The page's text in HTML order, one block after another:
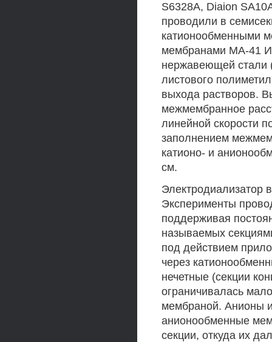
S6328A, Diaion
проводили в
катионообменными
мембранами МА-41
нержавеющей стали
листового
выхода растворов.
межмембранное
линейной скорости
заполнением
катионо- и
см.
Электродиализатор
Эксперименты
поддерживая
называемых
под действием
через
нечетные (секции
ограничивалась
мембраной. Анионы
анионообменные
секции, откуда их